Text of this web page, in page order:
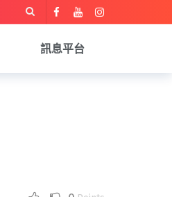
訊息平台